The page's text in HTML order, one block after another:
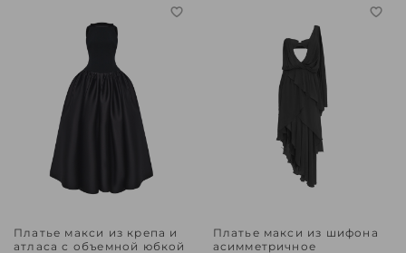
Платье макси из крепа и
атласа с объемной юбкой
Платье макси из шифона
асимметричное